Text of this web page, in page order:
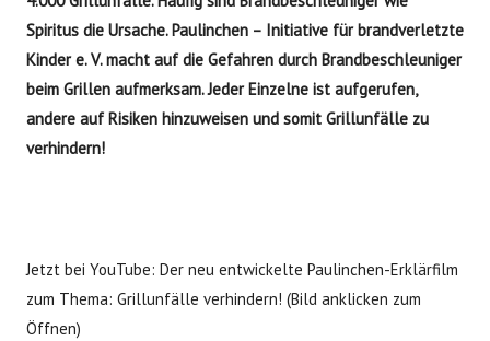
Spiritus die Ursache. Paulinchen – Initiative für brandverletzte
Kinder e. V. macht auf die Gefahren durch Brandbeschleuniger
beim Grillen aufmerksam. Jeder Einzelne ist aufgerufen,
andere auf Risiken hinzuweisen und somit Grillunfälle zu
verhindern!
Jetzt bei YouTube: Der neu entwickelte Paulinchen-Erklärfilm
zum Thema: Grillunfälle verhindern! (Bild anklicken zum
Öffnen)